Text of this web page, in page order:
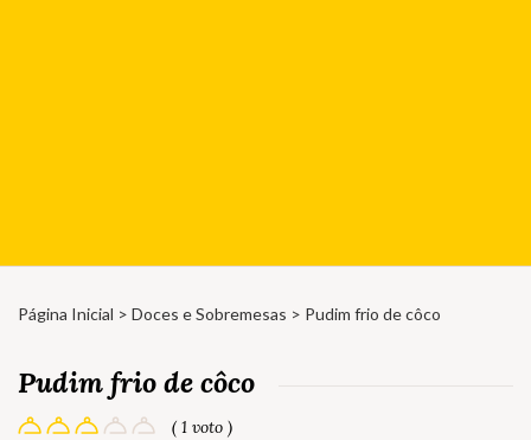
Página Inicial > Doces e Sobremesas > Pudim frio de côco
Pudim frio de côco
( 1 voto )